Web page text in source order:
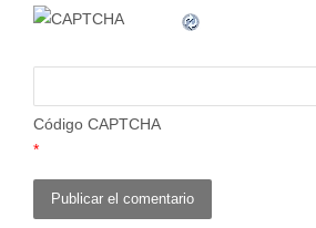
Código CAPTCHA
*